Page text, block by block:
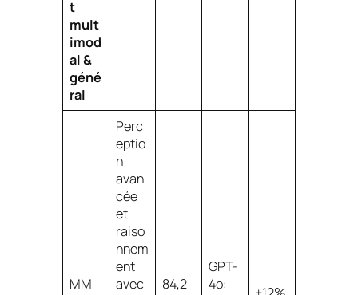
t
mult
imod
al &
géné
ral
MM
Perc
eptio
n
avan
cée
et
raiso
nnem
ent
avec
84,2
GPT-
4o: